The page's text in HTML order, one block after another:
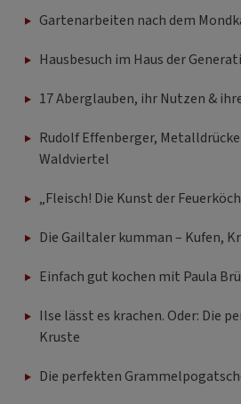
Gartenarbeiten nach dem
Hausbesuch im Haus der
17 Aberglauben, ihr Nutzen &
Rudolf Effenberger,
Waldviertel
„Fleisch! Die Kunst der
Die Gailtaler kumman – Kufen,
Einfach gut kochen mit Paula
Ilse lässt es krachen. Oder: Die
Kruste
Die perfekten